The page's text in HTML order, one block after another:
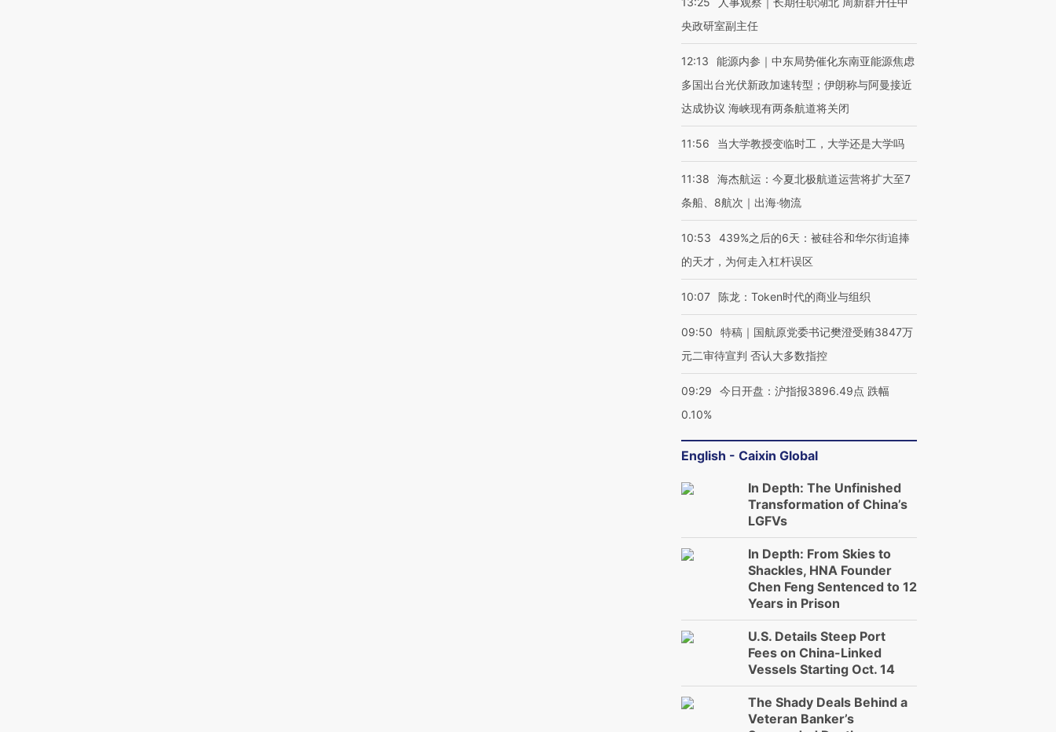
央政研室副主任
12:13
能源内参｜中东局势催化东南亚能源焦虑
多国出台光伏新政加速转型；伊朗称与阿曼接近
达成协议 海峡现有两条航道将关闭
11:56 当大学教授变临时工，大学还是大学吗
11:38
海杰航运：今夏北极航道运营将扩大至7
条船、8航次｜出海·物流
10:53
439%之后的6天：被硅谷和华尔街追捧
的天才，为何走入杠杆误区
10:07 陈龙：Token时代的商业与组织
09:50
特稿｜国航原党委书记樊澄受贿3847万
元二审待宣判 否认大多数指控
09:29
今日开盘：沪指报3896.49点 跌幅
0.10%
English - Caixin Global
In Depth: The Unfinished
Transformation of China’s
LGFVs
In Depth: From Skies to
Shackles, HNA Founder
Chen Feng Sentenced to 12
Years in Prison
U.S. Details Steep Port
Fees on China-Linked
Vessels Starting Oct. 14
The Shady Deals Behind a
Veteran Banker’s